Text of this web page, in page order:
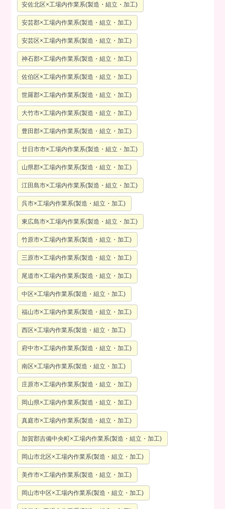
安佐北区×工場内作業系(製造・組立・加工)
安芸郡×工場内作業系(製造・組立・加工)
安芸区×工場内作業系(製造・組立・加工)
神石郡×工場内作業系(製造・組立・加工)
佐伯区×工場内作業系(製造・組立・加工)
世羅郡×工場内作業系(製造・組立・加工)
大竹市×工場内作業系(製造・組立・加工)
豊田郡×工場内作業系(製造・組立・加工)
廿日市市×工場内作業系(製造・組立・加工)
山県郡×工場内作業系(製造・組立・加工)
江田島市×工場内作業系(製造・組立・加工)
呉市×工場内作業系(製造・組立・加工)
東広島市×工場内作業系(製造・組立・加工)
竹原市×工場内作業系(製造・組立・加工)
三原市×工場内作業系(製造・組立・加工)
尾道市×工場内作業系(製造・組立・加工)
中区×工場内作業系(製造・組立・加工)
福山市×工場内作業系(製造・組立・加工)
西区×工場内作業系(製造・組立・加工)
府中市×工場内作業系(製造・組立・加工)
南区×工場内作業系(製造・組立・加工)
庄原市×工場内作業系(製造・組立・加工)
岡山県×工場内作業系(製造・組立・加工)
真庭市×工場内作業系(製造・組立・加工)
加賀郡吉備中央町×工場内作業系(製造・組立・加工)
岡山市北区×工場内作業系(製造・組立・加工)
美作市×工場内作業系(製造・組立・加工)
岡山市中区×工場内作業系(製造・組立・加工)